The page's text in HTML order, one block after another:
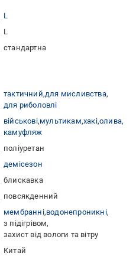
L
L
стандартна
тактичний для мисливства
для риболовлі
військові мультикам хакі олива
камуфляж
поліуретан
демісезон
блискавка
повсякденний
мембранні водонепроникні
з підігрівом
захист від вологи та вітру
Китай